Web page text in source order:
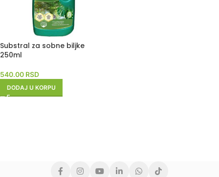
Substral za sobne biljke
250ml
540.00 RSD
DODAJ U KORPU